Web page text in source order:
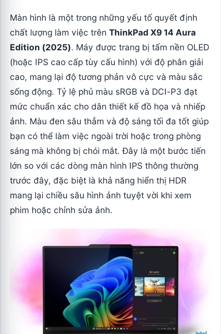
Màn hình là một trong những yếu tố quyết định
chất lượng làm việc trênThinkPad X9 14 Aura
Edition (2025). Máy được trang bị tấm nền OLED
(hoặc IPS cao cấp tùy cấu hình) với độ phân giải
cao, mang lại độ tương phản vô cực và màu sắc
sống động. Tỷ lệ phủ màu sRGB và DCI-P3 đạt
mức chuẩn xác cho dân thiết kế đồ họa và nhiếp
ảnh. Màu đen sâu thẳm và độ sáng tối đa tốt giúp
bạn có thể làm việc ngoài trời hoặc trong phòng
sáng mà không bị chói mắt. Đây là một bước tiến
lớn so với các dòng màn hình IPS thông thường
trước đây, đặc biệt là khả năng hiển thị HDR
mang lại chiều sâu hình ảnh tuyệt vời khi xem
phim hoặc chỉnh sửa ảnh.